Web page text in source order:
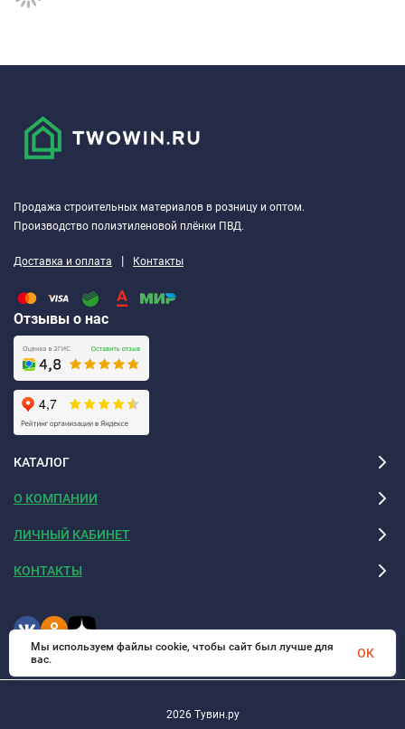
Продажа строительных материалов в розницу и оптом.
Производство полиэтиленовой плёнки ПВД.
Доставка и оплата | Контакты
Отзывы о нас
КАТАЛОГ
О КОМПАНИИ
ЛИЧНЫЙ КАБИНЕТ
КОНТАКТЫ
2026 Тувин.ру
Мы используем файлы cookie, чтобы сайт был лучше для
вас.
OK